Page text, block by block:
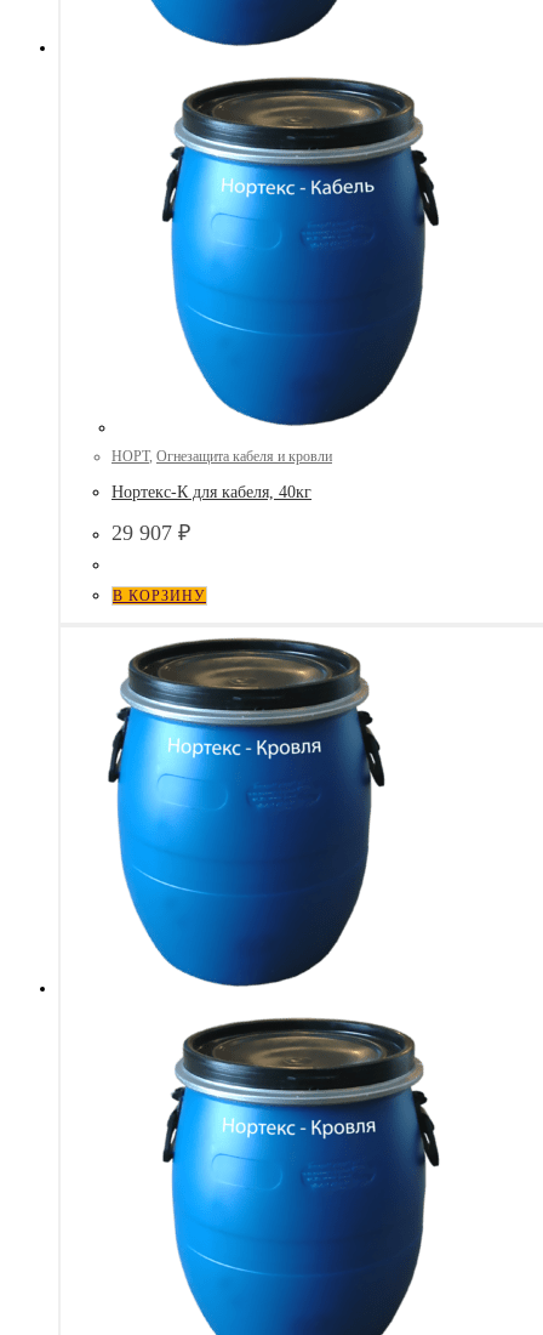
НОРТ, Огнезащита кабеля и кровли
Нортекс-К для кабеля, 40кг
29 907 ₽
В КОРЗИНУ